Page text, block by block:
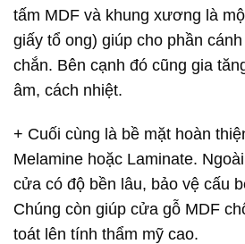
tấm MDF và khung xương là
giấy tổ ong) giúp cho phần
chắn. Bên cạnh đó cũng gia
âm, cách nhiệt.
+ Cuối cùng là bề mặt hoàn
Melamine hoặc Laminate.
cửa có độ bền lâu, bảo vệ cấu
Chúng còn giúp cửa gỗ MDF
toát lên tính thẩm mỹ cao.